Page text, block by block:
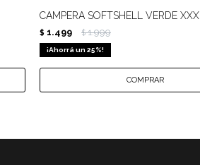
CAMPERA SOFTSHELL VERDE XXXL
$ 1.499 $ 1.999
25